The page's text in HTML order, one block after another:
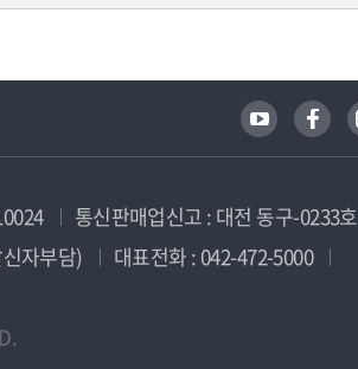
통신판매업신고 : 대전 동구-0233호
자부담)
대표전화 : 042-472-5000